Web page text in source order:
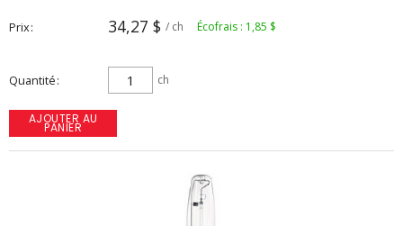
Prix 34,27 $ / ch Écofrais : 1,85 $
Quantité ch
AJOUTER AU
PANIER